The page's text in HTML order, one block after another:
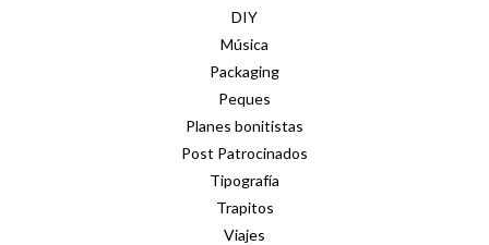
DIY
Música
Packaging
Peques
Planes bonitistas
Post Patrocinados
Tipografía
Trapitos
Viajes